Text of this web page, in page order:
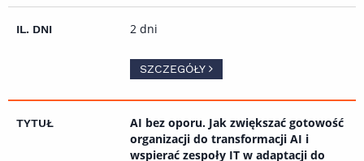
2 dni
SZCZEGÓŁY
AI bez oporu. Jak zwiększać gotowość
organizacji do transformacji AI i
wspierać zespoły IT w adaptacji do